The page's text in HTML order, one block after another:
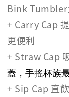
Bink Tumbler
+ Carry Cap
更便利
+ Straw Cap
蓋，手搖杯族
+ Sip Cap 直